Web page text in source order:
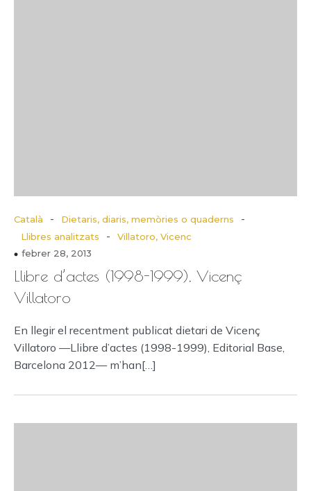
Català - Dietaris, diaris, memòries o quaderns -
Llibres analitzats -
Villatoro, Vicenc
febrer 28, 2013
Llibre d’actes (1998-1999), Vicenç
Villatoro
En llegir el recentment publicat dietari de Vicenç
Villatoro —Llibre d’actes (1998-1999), Editorial Base,
Barcelona 2012— m’han[…]